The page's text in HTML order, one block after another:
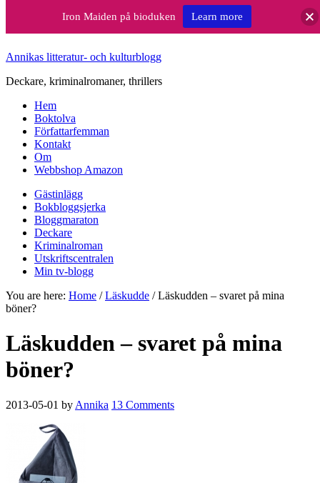
Annikas litteratur- och kulturblogg
Deckare, kriminalromaner, thrillers
Hem
Boktolva
Författarfemman
Kontakt
Om
Webbshop Amazon
Gästinlägg
Bokbloggsjerka
Bloggmaraton
Deckare
Kriminalroman
Utskriftscentralen
Min tv-blogg
You are here: Home / Läskudde /Läskudden – svaret på mina
böner?
Läskudden – svaret på mina
böner?
2013-05-01 by Annika 13 Comments
Iron Maiden på bioduken Learn more